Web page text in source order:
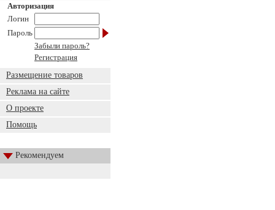
Авторизация
Логин
Пароль
Забыли пароль?
Регистрация
Размещение товаров
Реклама на сайте
О проекте
Помощь
Рекомендуем